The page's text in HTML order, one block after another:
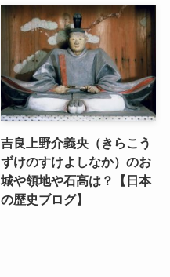
吉良上野介義央（きらこう
ずけのすけよしなか）のお
城や領地や石高は？【日本
の歴史ブログ】